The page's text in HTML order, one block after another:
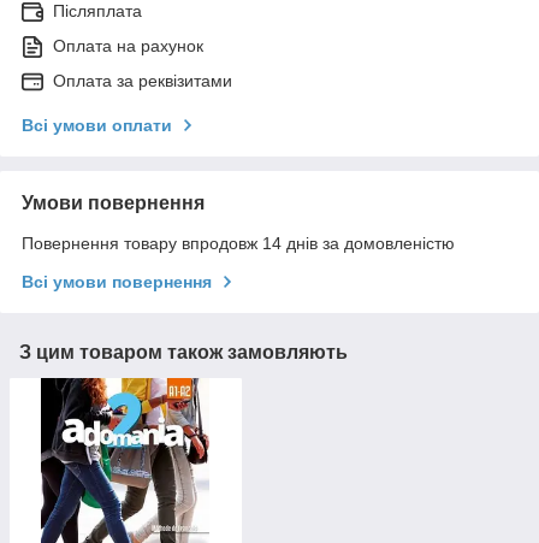
Післяплата
Оплата на рахунок
Оплата за реквізитами
Всі умови оплати
Умови повернення
Повернення товару впродовж 14 днів за домовленістю
Всі умови повернення
З цим товаром також замовляють